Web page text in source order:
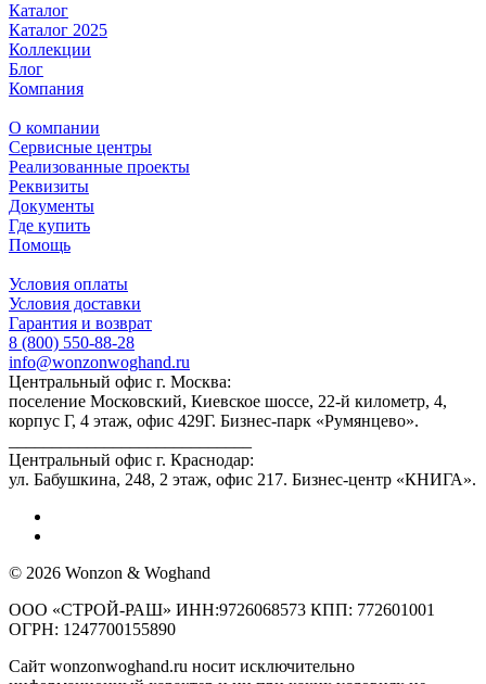
Каталог
Каталог 2025
Коллекции
Блог
Компания
О компании
Сервисные центры
Реализованные проекты
Реквизиты
Документы
Где купить
Помощь
Условия оплаты
Условия доставки
Гарантия и возврат
8 (800) 550-88-28
info@wonzonwoghand.ru
Центральный офис г. Москва:
поселение Московский, Киевское шоссе, 22-й километр, 4,
корпус Г, 4 этаж, офис 429Г. Бизнес-парк «Румянцево».
Центральный офис г. Краснодар:
ул. Бабушкина, 248, 2 этаж, офис 217. Бизнес-центр «КНИГА».
© 2026 Wonzon & Woghand
ООО «СТРОЙ-РАШ» ИНН:9726068573 КПП: 772601001
ОГРН: 1247700155890
Сайт wonzonwoghand.ru носит исключительно